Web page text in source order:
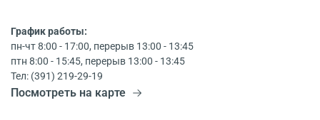
График работы:
пн-чт 8:00 - 17:00, перерыв 13:00 - 13:45
птн 8:00 - 15:45, перерыв 13:00 - 13:45
Тел: (391) 219-29-19
Посмотреть на карте